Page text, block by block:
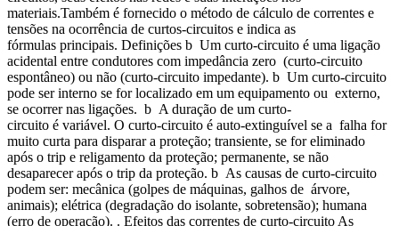
materiais.Também é fornecido o método de cálculo de correntes e
tensões na ocorrência de curtos-circuitos e indica as
fórmulas principais. Definições b Um curto-circuito é uma ligação
acidental entre condutores com impedância zero (curto-circuito
espontâneo) ou não (curto-circuito impedante). b Um curto-circuito
pode ser interno se for localizado em um equipamento ou externo,
se ocorrer nas ligações. b A duração de um curto-
circuito é variável. O curto-circuito é auto-extinguível se a falha for
muito curta para disparar a proteção; transiente, se for eliminado
após o trip e religamento da proteção; permanente, se não
desaparecer após o trip da proteção. b As causas de curto-circuito
podem ser: mecânica (golpes de máquinas, galhos de árvore,
animais); elétrica (degradação do isolante, sobretensão); humana
(erro de operação). . Efeitos das correntes de curto-circuito As